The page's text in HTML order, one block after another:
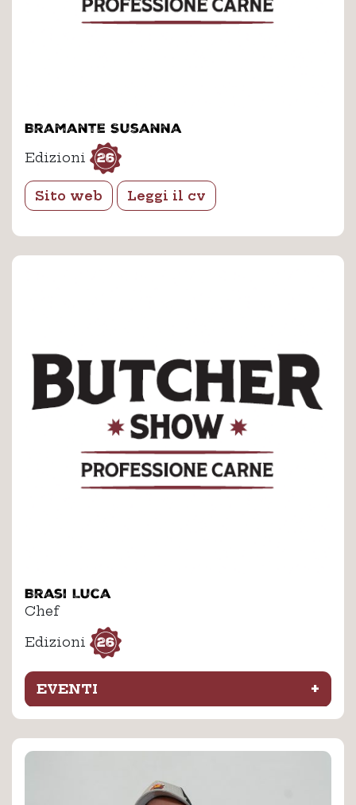
Bramante Susanna
Edizioni 26
Sito web Leggi il cv
Brasi Luca
Chef
Edizioni
26
EVENTI +